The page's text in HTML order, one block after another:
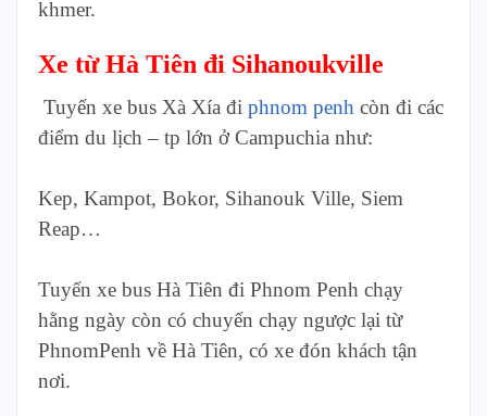
khmer.
Xe từ Hà Tiên đi Sihanoukville
Tuyến xe bus Xà Xía đi phnom penh còn đi các
điểm du lịch – tp lớn ở Campuchia như:
Kep, Kampot, Bokor, Sihanouk Ville, Siem
Reap…
Tuyến xe bus Hà Tiên đi Phnom Penh chạy
hằng ngày còn có chuyến chạy ngược lại từ
PhnomPenh về Hà Tiên, có xe đón khách tận
nơi.